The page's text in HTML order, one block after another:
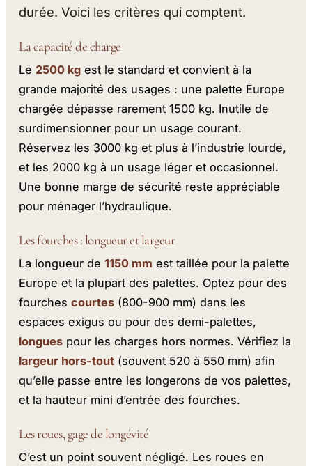
durée. Voici les critères qui comptent.
La capacité de charge
Le 2500 kg est le standard et convient à la
grande majorité des usages : une palette Europe
chargée dépasse rarement 1500 kg. Inutile de
surdimensionner pour un usage courant.
Réservez les 3000 kg et plus à l’industrie lourde,
et les 2000 kg à un usage léger et occasionnel.
Une bonne marge de sécurité reste appréciable
pour ménager l’hydraulique.
Les fourches : longueur et largeur
La longueur de1150 mm est taillée pour la palette
Europe et la plupart des palettes. Optez pour des
fourchescourtes (800-900 mm) dans les
espaces exigus ou pour des demi-palettes,
longues pour les charges hors normes. Vérifiez la
largeur hors-tout (souvent 520 à 550 mm) afin
qu’elle passe entre les longerons de vos palettes,
et la hauteur mini d’entrée des fourches.
Les roues, gage de longévité
C’est un point souvent négligé. Les roues en